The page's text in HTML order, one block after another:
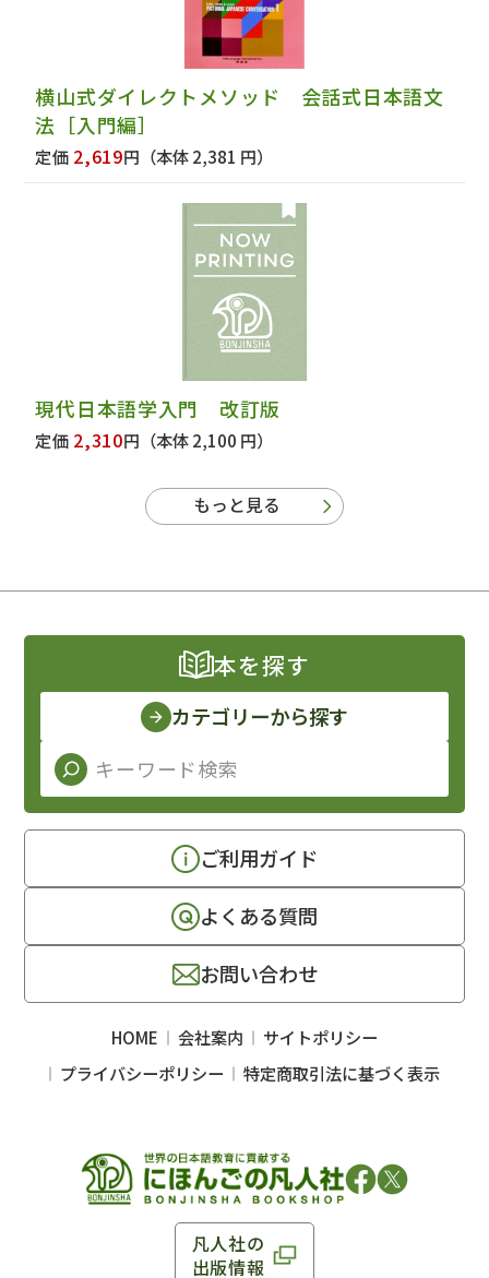
横山式ダイレクトメソッド 会話式日本語文
法［入門編］
定価 2,619円 （本体 2,381 円）
現代日本語学入門 改訂版
定価 2,310円 （本体 2,100 円）
もっと見る
凡人社の
出版情報
本を探す
カテゴリーから探す
ご利用ガイド
よくある質問
お問い合わせ
HOME 会社案内
サイトポリシー
プライバシーポリシー
特定商取引法に基づく表示